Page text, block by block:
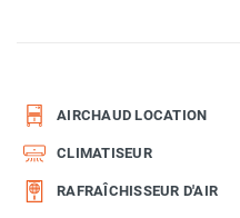
AIRCHAUD LOCATION
CLIMATISEUR
RAFRAÎCHISSEUR D'AIR